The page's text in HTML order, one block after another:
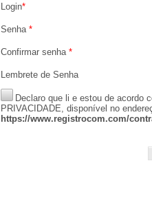
Login*
Senha *
Confirmar senha *
Lembrete de Senha
Declaro que li e estou de acordo
PRIVACIDADE, disponível no
https://www.registrocom.com/